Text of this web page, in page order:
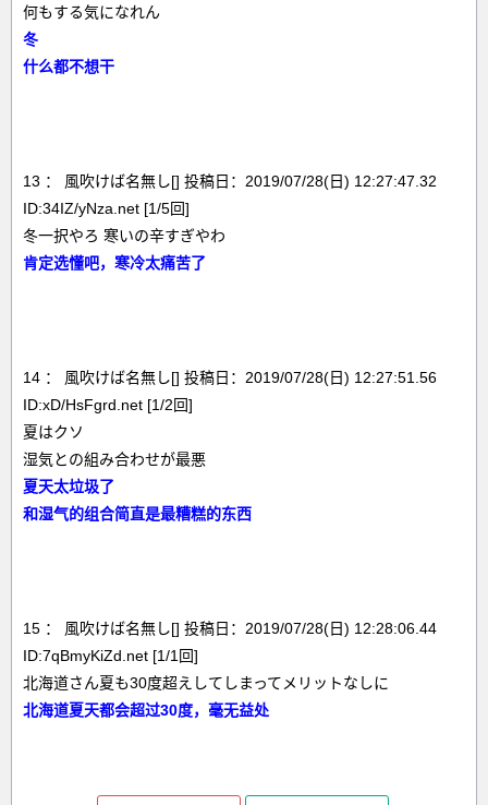
何もする気になれん
冬
什么都不想干
13 ： 風吹けば名無し[] 投稿日：2019/07/28(日) 12:27:47.32
ID:34IZ/yNza.net [1/5回]
冬一択やろ 寒いの辛すぎやわ
肯定选懂吧，寒冷太痛苦了
14 ： 風吹けば名無し[] 投稿日：2019/07/28(日) 12:27:51.56
ID:xD/HsFgrd.net [1/2回]
夏はクソ
湿気との組み合わせが最悪
夏天太垃圾了
和湿气的组合简直是最糟糕的东西
15 ： 風吹けば名無し[] 投稿日：2019/07/28(日) 12:28:06.44
ID:7qBmyKiZd.net [1/1回]
北海道さん夏も30度超えしてしまってメリットなしに
北海道夏天都会超过30度，毫无益处